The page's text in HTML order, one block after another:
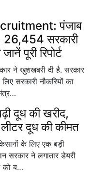
पंजाब
26,454 सरकारी
पूरी रिपोर्ट
ने खुशखबरी दी है. सरकार
सरकारी नौकरियों का
दूध की खरीद,
लीटर दूध की कीमत
के लिए एक बड़ी
सरकार ने लगातार डेयरी
को ब…